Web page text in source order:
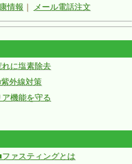
情報 メール電話注文
れに塩素除去
外線対策
機能を守る
ファスティングとは